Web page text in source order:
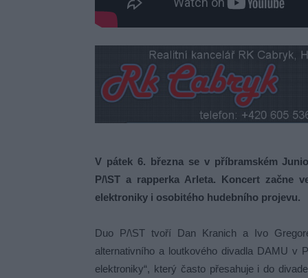
V pátek 6. března se v příbramském
P/\ST a rapperka Arleta. Koncert začne
elektroniky i osobitého hudebního projevu.
Duo P/\ST tvoří Dan Kranich a Ivo
alternativního a loutkového divadla DAMU v
elektroniky“, který často přesahuje i do